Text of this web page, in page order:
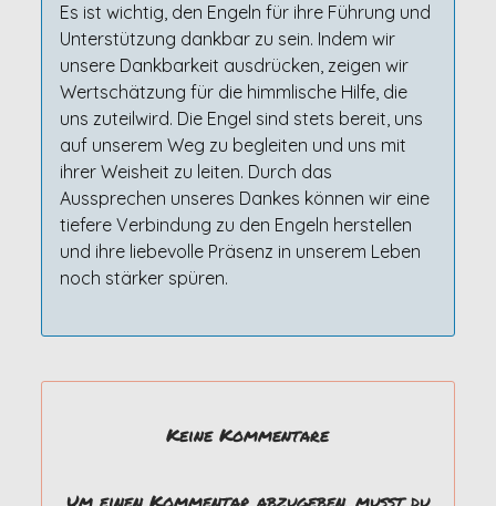
Es ist wichtig, den Engeln für ihre Führung und
Unterstützung dankbar zu sein. Indem wir
unsere Dankbarkeit ausdrücken, zeigen wir
Wertschätzung für die himmlische Hilfe, die
uns zuteilwird. Die Engel sind stets bereit, uns
auf unserem Weg zu begleiten und uns mit
ihrer Weisheit zu leiten. Durch das
Aussprechen unseres Dankes können wir eine
tiefere Verbindung zu den Engeln herstellen
und ihre liebevolle Präsenz in unserem Leben
noch stärker spüren.
Keine Kommentare